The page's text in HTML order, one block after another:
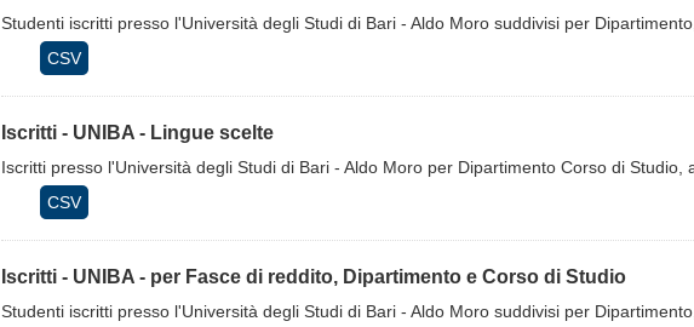
Studenti iscritti presso l'Università degli Studi di Bari - Aldo Moro suddivisi per
CSV
Iscritti - UNIBA - Lingue scelte
Iscritti presso l'Università degli Studi di Bari - Aldo Moro per Dipartimento Corso di Studio,
CSV
Iscritti - UNIBA - per Fasce di reddito, Dipartimento e Corso di Studio
Studenti iscritti presso l'Università degli Studi di Bari - Aldo Moro suddivisi per